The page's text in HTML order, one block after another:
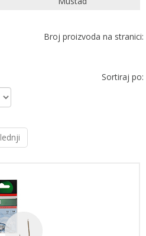
Broj proizvoda na stranici:
Sortiraj po: